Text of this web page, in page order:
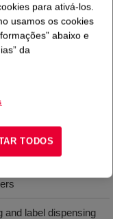
?
sem solvente para
non stick
tapes
and label dispensing
para ativá-los.
usamos os cookies
abaixo e
da
TODOS